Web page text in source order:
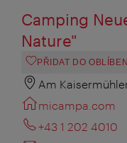
Camping
Nature"
PŘIDAT DO
Am
micampa.com
+43 1 202 4010